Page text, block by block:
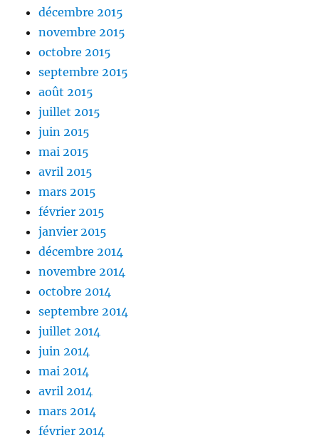
décembre 2015
novembre 2015
octobre 2015
septembre 2015
août 2015
juillet 2015
juin 2015
mai 2015
avril 2015
mars 2015
février 2015
janvier 2015
décembre 2014
novembre 2014
octobre 2014
septembre 2014
juillet 2014
juin 2014
mai 2014
avril 2014
mars 2014
février 2014